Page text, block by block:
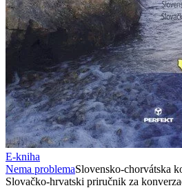
E-kniha
Nema problemaSlovensko-chorvátska
Slovačko-hrvatski priručnik za